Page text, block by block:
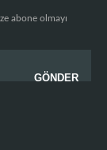
abone olmayı